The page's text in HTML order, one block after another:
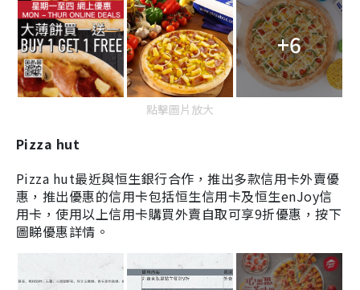
+6
點擊圖片放大
Pizza hut
Pizza hut最近與恒生銀行合作，推出多款信用卡外賣優
惠，推出優惠的信用卡包括恒生信用卡及恒生enJoy信
用卡，使用以上信用卡購買外賣自取可享9折優惠，按下
圖睇優惠詳情。